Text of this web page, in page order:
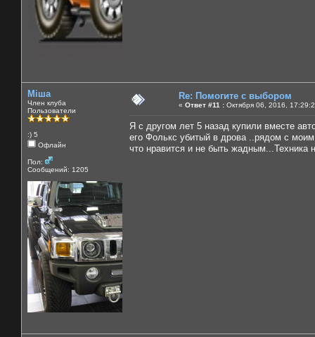
Міша
Член клуба
Пользователи
:) 5
Офлайн
Пол:
Сообщений: 1205
Re: Помогите с выбором
« Ответ #11 : Октября 06, 2016,
Я с другом лет 5 назад купили вместе
его Фолькс убитый в дрова ..рядом с
что нравится и не быть жадным...Техника